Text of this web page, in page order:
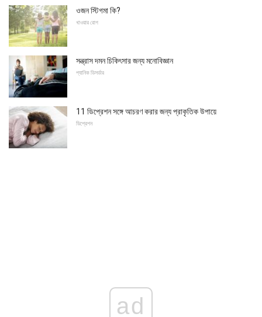
ওজন স্টিগমা কি?
খাওয়ার রোগ
সন্ত্রাস দমন চিকিৎসার জন্য মনোবিজ্ঞান
প্যানিক ডিসর্ডার
11 ডিপ্রেশন সঙ্গে আচরণ করার জন্য প্রাকৃতিক উপায়ে
ডিপ্রেশন
ad